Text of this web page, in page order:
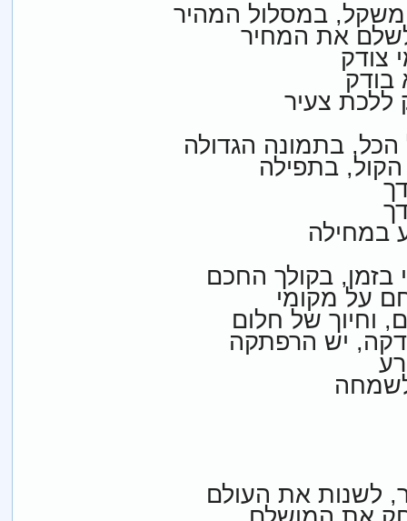
משקל, במסלול המהיר
את המחיר
צודק
בודק
ללכת צעיר
בתמונה הגדולה
בתפילה
במחילה
בקולך החכם
על מקומי
וחיוך של חלום
יש הרפתקה
לשנות את העולם